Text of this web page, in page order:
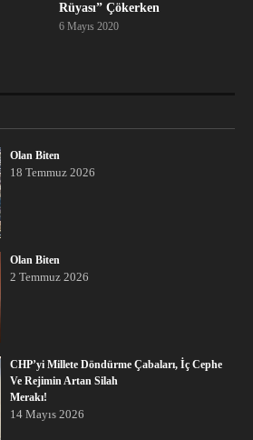
Rüyası” Çökerken
6 Mayıs 2020
Olan Biten
18 Temmuz 2026
Olan Biten
2 Temmuz 2026
CHP’yi Millete Döndürme Çabaları, İç Cephe
Ve Rejimin Artan Silah
Merakı!
14 Mayıs 2026